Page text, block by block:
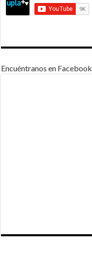
Encuéntranos en Facebook